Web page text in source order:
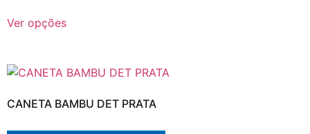
Ver opções
CANETA BAMBU DET PRATA